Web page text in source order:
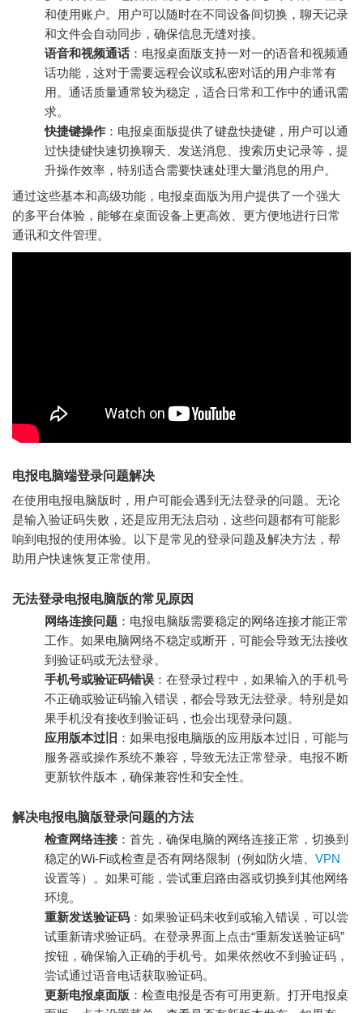
和使用账户。用户可以随时在不同设备间切换，聊天记录
和文件会自动同步，确保信息无缝对接。
语音和视频通话：电报桌面版支持一对一的语音和视频通
话功能，这对于需要远程会议或私密对话的用户非常有
用。通话质量通常较为稳定，适合日常和工作中的通讯需
求。
快捷键操作 ：电报桌面版提供了键盘快捷键，用户可以通
过快捷键快速切换聊天、发送消息、搜索历史记录等，提
升操作效率，特别适合需要快速处理大量消息的用户。
通过这些基本和高级功能，电报桌面版为用户提供了一个强大
的多平台体验，能够在桌面设备上更高效、更方便地进行日常
通讯和文件管理。
电报电脑端登录问题解决
在使用电报电脑版时，用户可能会遇到无法登录的问题。无论
是输入验证码失败，还是应用无法启动，这些问题都有可能影
响到电报的使用体验。以下是常见的登录问题及解决方法，帮
助用户快速恢复正常使用。
无法登录电报电脑版的常见原因
网络连接问题 ：电报电脑版需要稳定的网络连接才能正常
工作。如果电脑网络不稳定或断开，可能会导致无法接收
到验证码或无法登录。
手机号或验证码错误 ：在登录过程中，如果输入的手机号
不正确或验证码输入错误，都会导致无法登录。特别是如
果手机没有接收到验证码，也会出现登录问题。
应用版本过旧 ：如果电报电脑版的应用版本过旧，可能与
服务器或操作系统不兼容，导致无法正常登录。电报不断
更新软件版本，确保兼容性和安全性。
解决电报电脑版登录问题的方法
检查网络连接 ：首先，确保电脑的网络连接正常，切换到
稳定的Wi-Fi或检查是否有网络限制（例如防火墙、 VPN
设置等）。如果可能，尝试重启路由器或切换到其他网络
环境。
重新发送验证码 ：如果验证码未收到或输入错误，可以尝
试重新请求验证码。在登录界面上点击“重新发送验证码”
按钮，确保输入正确的手机号。如果依然收不到验证码，
尝试通过语音电话获取验证码。
更新电报桌面版 ：检查电报是否有可用更新。打开电报桌